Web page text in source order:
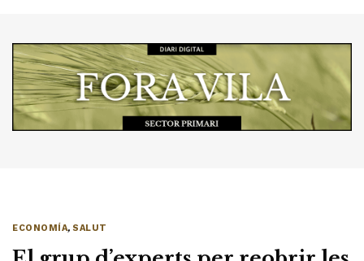
ECONOMÍA, SALUT